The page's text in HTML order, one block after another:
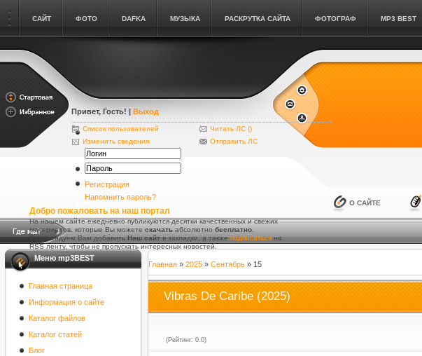
САЙТ ФОТО DAFKA МУЗЫКА РАСКРУТКА САЙТА ФОТОГРАФ MP3 BEST
Привет, Гость! | Выход
Список пользователей
Изменить сведения
Читать ЛС ()
Отправить ЛС
Регистрация
Напомнить пароль?
Добро пожаловать на наш портал
На нашем сайте ежедневно публикуются десятки качественных и свежих
материалов, которые Вы можете скачать абсолютно бесплатно.
Рекомендуем Вам добавитьНаш сайтв закладки, а такжеподписатьсяна
RSS ленту, чтобы не пропускать интересных новостей.
О САЙТЕ
Меню mp3BEST
Главная страница
Информация о сайте
Каталог файлов
Каталог статей
Блог
Главная » 2025 » Сентябрь » 15
Vibras De Caribe (2025)
(Рейтинг: 0.0)